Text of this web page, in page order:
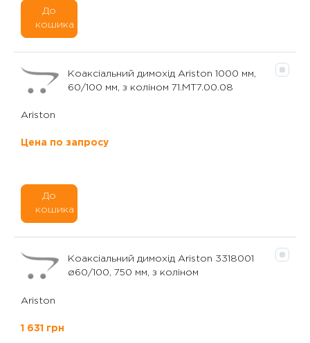
До
кошика
Коаксіальний димохід Ariston 1000 мм,
60/100 мм, з коліном 71.MT7.00.08
Ariston
Цена по запросу
До
кошика
Коаксіальний димохід Ariston 3318001
ø60/100, 750 мм, з коліном
Ariston
1 631 грн